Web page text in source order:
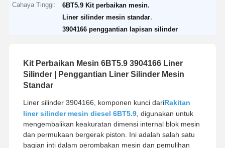
Cahaya Tinggi: 6BT5.9 Kit perbaikan mesin
Liner silinder mesin standar
3904166 penggantian lapisan silinder
Kit Perbaikan Mesin 6BT5.9 3904166 Liner
Silinder | Penggantian Liner Silinder Mesin
Standar
Liner silinder 3904166, komponen kunci dariRakitan
liner silinder mesin diesel 6BT5.9, digunakan untuk
mengembalikan keakuratan dimensi internal blok mesin
dan permukaan bergerak piston. Ini adalah salah satu
bagian inti dalam perombakan mesin dan pemulihan